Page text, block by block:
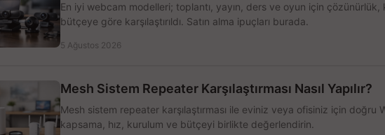
En iyi webcam modelleri; toplantı, yayın, ders ve oyun için çözünürlük,
bütçeye göre karşılaştırıldı. Satın alma ipuçları burada.
5 Ağustos 2026
Mesh Sistem Repeater Karşılaştırması Nasıl Yapılır?
Mesh sistem repeater karşılaştırması ile eviniz veya ofisiniz için doğru
kapsama, hız, kurulum ve bütçeyi birlikte değerlendirin.